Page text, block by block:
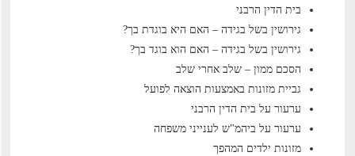
בית הדין הרבני
גירושין בשל בגידה – האם היא בוגדת בך?
גירושין בשל בגידה – האם הוא בוגד בך?
הסכם ממון – שלב אחרי שלב
גביית מזונות באמצעות הוצאה לפועל
ערעור על בית הדין הרבני
ערעור על ביהמ"ש לענייני משפחה
מזונות ילדים המהפך